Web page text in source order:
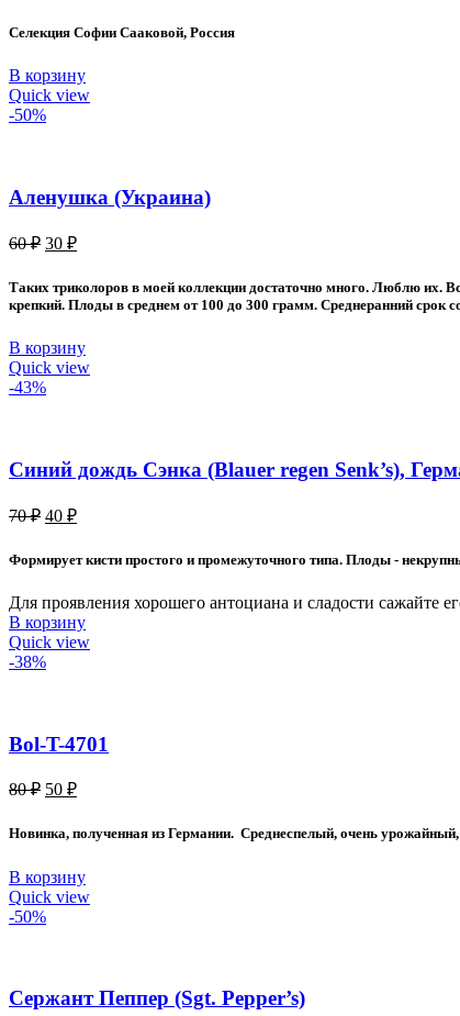
Селекция Софии Сааковой, Россия
В корзину
Quick view
-50%
Аленушка (Украина)
60₽ Первоначальная
60 ₽.
30 ₽Текущая
30 ₽.
Таких триколоров в моей коллекции достаточно много. Люблю их.
крепкий. Плоды в среднем от 100 до 300 грамм. Среднеранний срок
В корзину
Quick view
-43%
Синий дождь Сэнка (Blauer regen Senk’s),
70₽ Первоначальная
70 ₽.
40 ₽Текущая
40 ₽.
Формирует кисти простого и промежуточного типа. Плоды -
Для проявления хорошего антоциана и сладости сажайте
В корзину
Quick view
-38%
Bol-T-4701
80₽ Первоначальная
50 ₽Текущая
50 ₽.
Новинка, полученная из Германии. Среднеспелый, очень
В корзину
Quick view
-50%
Сержант Пеппер (Sgt. Pepper’s)